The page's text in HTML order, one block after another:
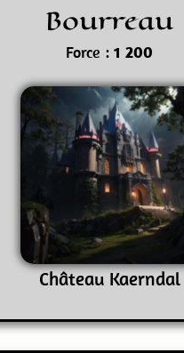
Bourreau
Force : 1 200
Château Kaerndal